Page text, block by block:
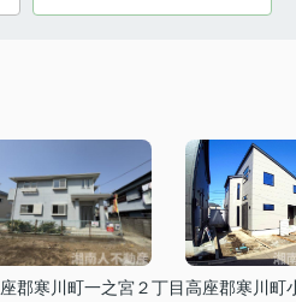
郡寒川町一之宮２丁目高座郡寒川町